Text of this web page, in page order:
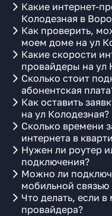
Какие интернет-
Колодезная в
Как проверить,
моем доме на ул
Какие скорости
провайдеры на ул
Сколько стоит
абонентская
Как оставить
на ул Колодезная?
Сколько времени
интернета в
Нужен ли роутер
подключения?
Можно ли
мобильной связью
Что делать, если
провайдера?